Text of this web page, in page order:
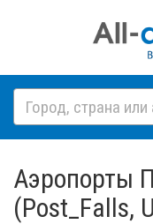
Аэропорты
(Post_Falls,